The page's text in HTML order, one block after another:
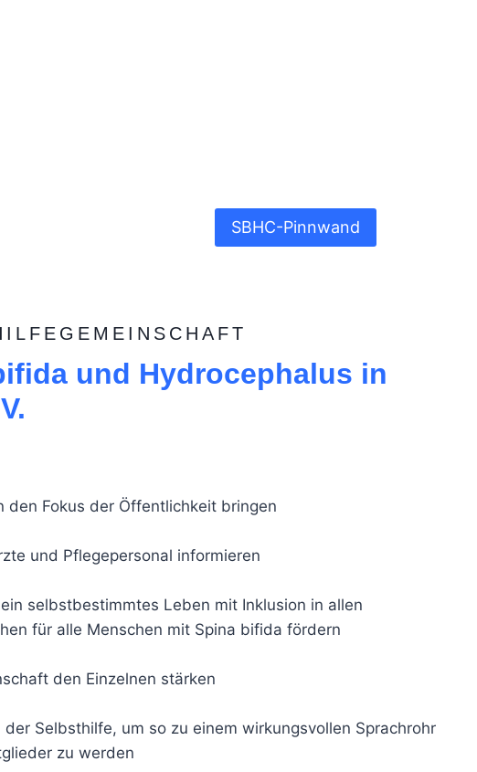
SBHC-Pinnwand
und Hydrocephalus in
den Fokus der Öffentlichkeit bringen
und Pflegepersonal informieren
selbstbestimmtes Leben mit Inklusion in allen
für alle Menschen mit Spina bifida fördern
den Einzelnen stärken
der Selbsthilfe, um so zu einem wirkungsvollen Sprachrohr
zu werden